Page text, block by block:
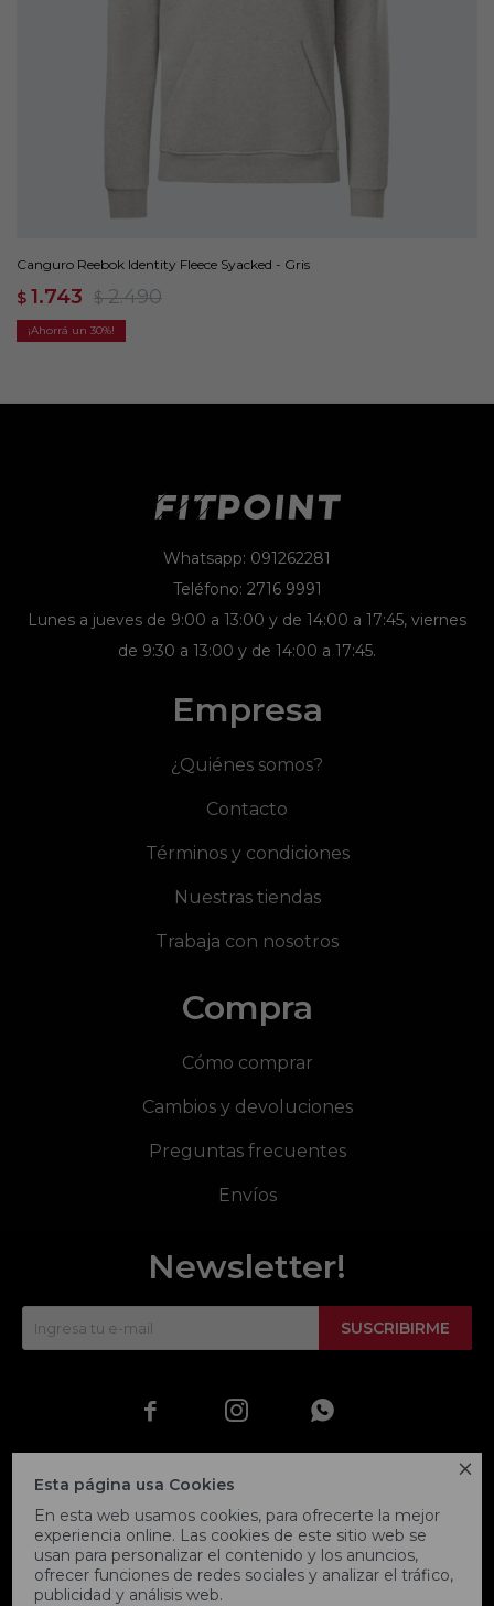

Esta página usa Cookies
En esta web usamos cookies, para ofrecerte la mejor
experiencia online. Las cookies de este sitio web se
usan para personalizar el contenido y los anuncios,
ofrecer funciones de redes sociales y analizar el tráfico,
publicidad y análisis web.
Canguro Reebok Identity Fleece Syacked - Gris
$ 1.743 $ 2.490
30
Whatsapp: 091262281
Teléfono: 2716 9991
Lunes a jueves de 9:00 a 13:00 y de 14:00 a 17:45, viernes
de 9:30 a 13:00 y de 14:00 a 17:45.
Empresa
¿Quiénes somos?
Contacto
Términos y condiciones
Nuestras tiendas
Trabaja con nosotros
Compra
Cómo comprar
Cambios y devoluciones
Preguntas frecuentes
Envíos
Newsletter!
SUSCRIBIRME
  